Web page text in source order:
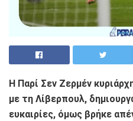
Η Παρί Σεν Ζερμέν
με τη Λίβερπουλ,
ευκαιρίες, όμως βρήκε